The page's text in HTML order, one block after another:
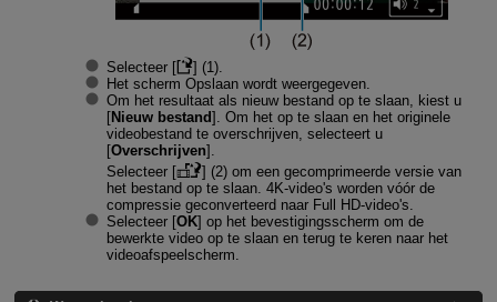
Selecteer [
] (1).
Het scherm Opslaan wordt weergegeven.
Om het resultaat als nieuw bestand op te slaan, kiest u
[Nieuw bestand]. Om het op te slaan en het originele
videobestand te overschrijven, selecteert u
[Overschrijven].
Selecteer [
] (2) om een gecomprimeerde versie van
het bestand op te slaan. 4K-video's worden vóór de
compressie geconverteerd naar Full HD-video's.
Selecteer [OK] op het bevestigingsscherm om de
bewerkte video op te slaan en terug te keren naar het
videoafspeelscherm.